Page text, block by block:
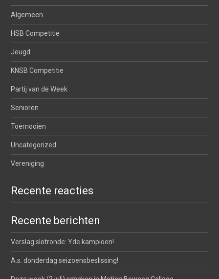
Algemeen
HSB Competitie
Jeugd
KNSB Competitie
Partij van de Week
Senioren
Toernooien
Uncategorized
Vereniging
Recente reacties
Recente berichten
Verslag slotronde: Yde kampioen!
A.s. donderdag seizoensbeslissing!